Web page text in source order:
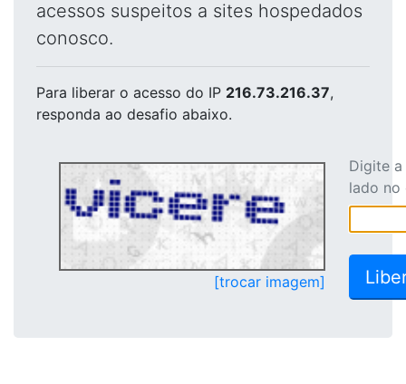
acessos suspeitos a sites hospedados
conosco.
Para liberar o acesso do IP 216.73.216.37,
responda ao desafio abaixo.
[trocar imagem]
Digite
lado no